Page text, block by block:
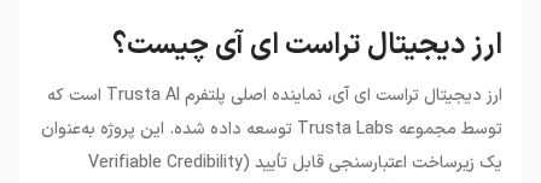
ارز دیجیتال تراست ای آی چیست؟
ارز دیجیتال تراست ای آی، نماینده اصلی پلتفرم Trusta AI است که
توسط مجموعه Trusta Labs توسعه داده شده. این پروژه به‌عنوان
یک زیرساخت اعتبارسنجی قابل تأیید (Verifiable Credibility